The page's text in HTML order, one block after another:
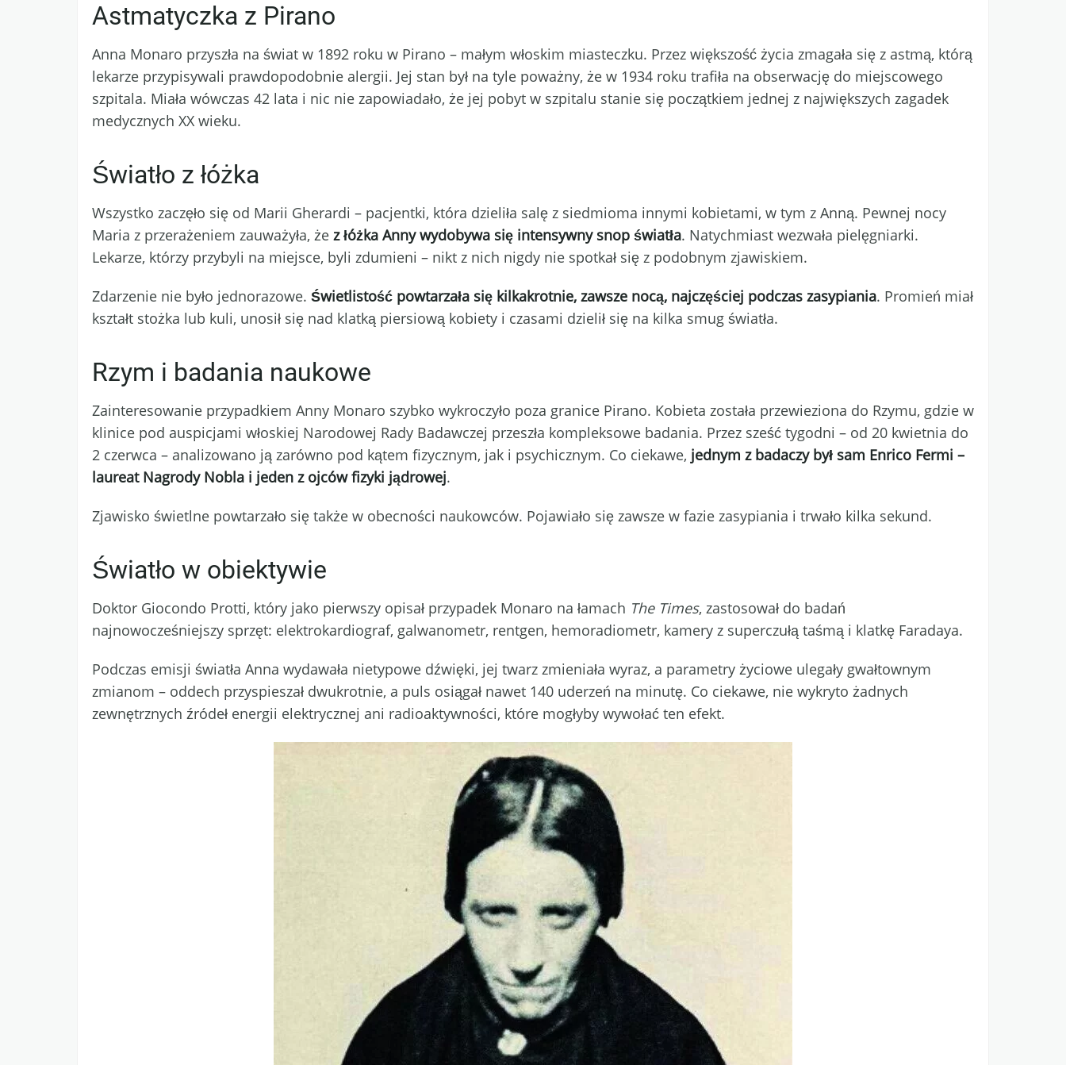
Astmatyczka z Pirano
Anna Monaro przyszła na świat w 1892 roku w Pirano – małym włoskim miasteczku. Przez większość życia zmagała się z astmą, którą
lekarze przypisywali prawdopodobnie alergii. Jej stan był na tyle poważny, że w 1934 roku trafiła na obserwację do miejscowego
szpitala. Miała wówczas 42 lata i nic nie zapowiadało, że jej pobyt w szpitalu stanie się początkiem jednej z największych zagadek
medycznych XX wieku.
Światło z łóżka
Wszystko zaczęło się od Marii Gherardi – pacjentki, która dzieliła salę z siedmioma innymi kobietami, w tym z Anną. Pewnej nocy
Maria z przerażeniem zauważyła, że z łóżka Anny wydobywa się intensywny snop światła. Natychmiast wezwała pielęgniarki.
Lekarze, którzy przybyli na miejsce, byli zdumieni – nikt z nich nigdy nie spotkał się z podobnym zjawiskiem.
Zdarzenie nie było jednorazowe. Świetlistość powtarzała się kilkakrotnie, zawsze nocą, najczęściej podczas zasypiania. Promień miał
kształt stożka lub kuli, unosił się nad klatką piersiową kobiety i czasami dzielił się na kilka smug światła.
Rzym i badania naukowe
Zainteresowanie przypadkiem Anny Monaro szybko wykroczyło poza granice Pirano. Kobieta została przewieziona do Rzymu, gdzie w
klinice pod auspicjami włoskiej Narodowej Rady Badawczej przeszła kompleksowe badania. Przez sześć tygodni – od 20 kwietnia do
2 czerwca – analizowano ją zarówno pod kątem fizycznym, jak i psychicznym. Co ciekawe, jednym z badaczy był sam Enrico Fermi –
laureat Nagrody Nobla i jeden z ojców fizyki jądrowej.
Zjawisko świetlne powtarzało się także w obecności naukowców. Pojawiało się zawsze w fazie zasypiania i trwało kilka sekund.
Światło w obiektywie
Doktor Giocondo Protti, który jako pierwszy opisał przypadek Monaro na łamach The Times, zastosował do badań
najnowocześniejszy sprzęt: elektrokardiograf, galwanometr, rentgen, hemoradiometr, kamery z superczułą taśmą i klatkę Faradaya.
Podczas emisji światła Anna wydawała nietypowe dźwięki, jej twarz zmieniała wyraz, a parametry życiowe ulegały gwałtownym
zmianom – oddech przyspieszał dwukrotnie, a puls osiągał nawet 140 uderzeń na minutę. Co ciekawe, nie wykryto żadnych
zewnętrznych źródeł energii elektrycznej ani radioaktywności, które mogłyby wywołać ten efekt.